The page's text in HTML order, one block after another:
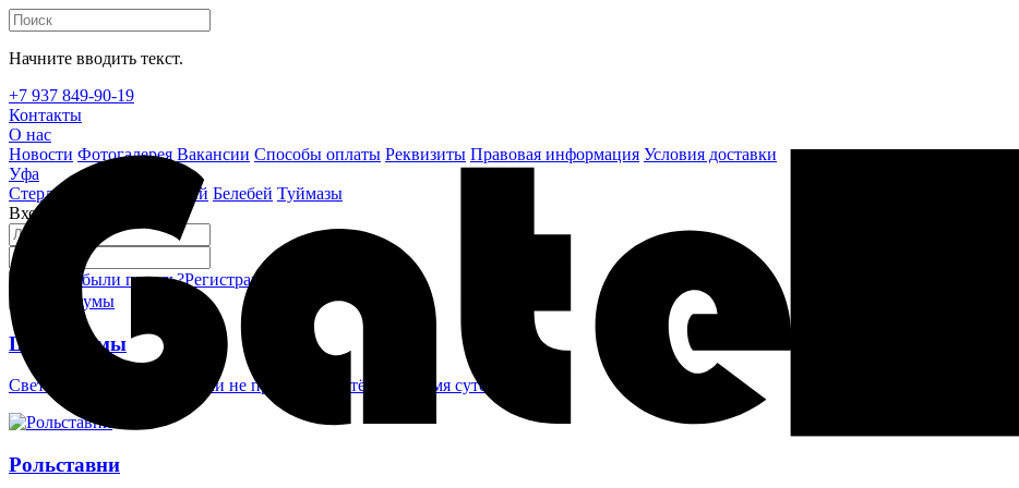
Начните вводить текст.
+7 937 849-90-19
Контакты
О нас
Новости Фотогалерея Вакансии Способы оплаты Реквизиты Правовая информация Условия доставки
Уфа
Стерлитамак
Октябрьский Белебей Туймазы
Вход на сайт
Забыли пароль?Регистрация
Шлагбаумы
Светоотражающие наклейки не проглядеть в тёмное время суток
Рольставни